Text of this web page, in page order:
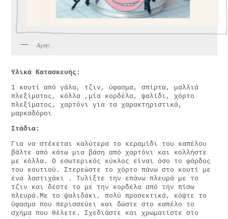
Άρης
Υλικά Κατασκευής:
1 κουτί από γάλα, τζιν, ύφασμα, σπίρτα, μαλλιά
πλεξίματος, κόλλα ,μία κορδέλα, ψαλίδι, χόρτο
πλεξίματος, χαρτόνι για τα χαρακτηριστικά,
μαρκαδόροι
Στάδια:
Για να στέκεται καλύτερα το κεραμίδι του καπέλου
βάλτε από κάτω μια βάση από χαρτόνι και κολλήστε
με κόλλα. Ο εσωτερικός κύκλος είναι όσο το φάρδος
του κουτιού. Στερεώστε το χόρτο πάνω στο κουτί με
ένα λαστιχάκι . Τυλίξτε την επάνω πλευρά με το
τζιν και δέστε το με την κορδέλα από την πίσω
πλευρά.Με το ψαλιδάκι, πολύ προσεκτικά, κόψτε το
ύφασμα που περισσεύει και δώστε στο καπέλο το
σχήμα που θέλετε. Σχεδιάστε και χρωματίστε στο